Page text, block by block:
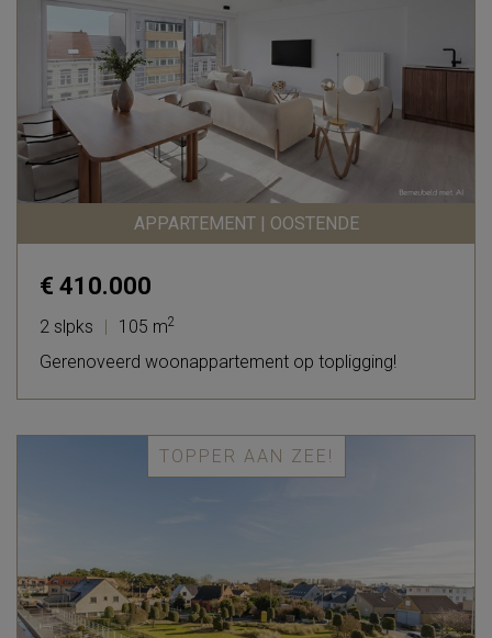
APPARTEMENT | OOSTENDE
€ 410.000
2 slpks | 105 m2
Gerenoveerd woonappartement op topligging!
TOPPER AAN ZEE!